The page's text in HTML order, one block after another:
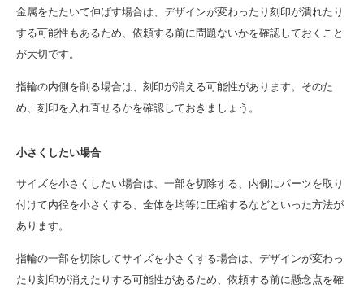
金属をたたいて伸ばす場合は、デザインが変わったり刻印が潰れたり
する可能性もあるため、依頼する前に問題ないかを確認しておくこと
が大切です。
指輪の内側を削る場合は、刻印が消える可能性があります。そのた
め、刻印を入れ直せるかを確認しておきましょう。
小さくしたい場合
サイズを小さくしたい場合は、一部を切除する、内側にパーツを取り
付けて内径を小さくする、全体を均等に圧縮するなどといった方法が
あります。
指輪の一部を切除してサイズを小さくする場合は、デザインが変わっ
たり刻印が消えたりする可能性があるため、依頼する前に懸念点を確